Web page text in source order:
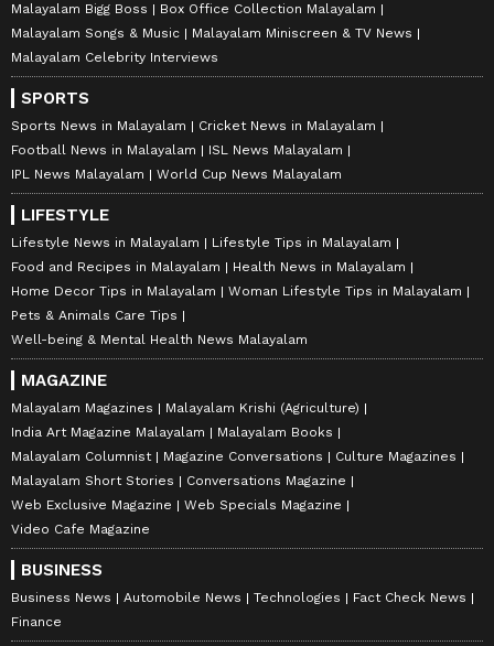
Malayalam Bigg Boss
Box Office Collection Malayalam
Malayalam Songs & Music
Malayalam Miniscreen & TV News
Malayalam Celebrity Interviews
SPORTS
Sports News in Malayalam
Cricket News in Malayalam
Football News in Malayalam
ISL News Malayalam
IPL News Malayalam
World Cup News Malayalam
LIFESTYLE
Lifestyle News in Malayalam
Lifestyle Tips in Malayalam
Food and Recipes in Malayalam
Health News in Malayalam
Home Decor Tips in Malayalam
Woman Lifestyle Tips in Malayalam
Pets & Animals Care Tips
Well-being & Mental Health News Malayalam
MAGAZINE
Malayalam Magazines
Malayalam Krishi (Agriculture)
India Art Magazine Malayalam
Malayalam Books
Malayalam Columnist
Magazine Conversations
Culture Magazines
Malayalam Short Stories
Conversations Magazine
Web Exclusive Magazine
Web Specials Magazine
Video Cafe Magazine
BUSINESS
Business News Automobile News Technologies
Fact Check News
Finance